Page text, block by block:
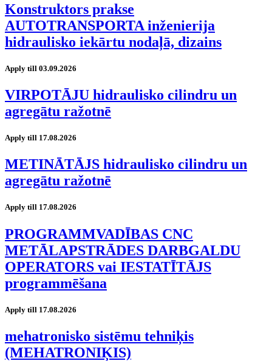
Konstruktors prakse
AUTOTRANSPORTA inženierija
hidraulisko iekārtu nodaļā, dizains
Apply till 03.09.2026
VIRPOTĀJU hidraulisko cilindru un
agregātu ražotnē
Apply till 17.08.2026
METINĀTĀJS hidraulisko cilindru un
agregātu ražotnē
Apply till 17.08.2026
PROGRAMMVADĪBAS CNC
METĀLAPSTRĀDES DARBGALDU
OPERATORS vai IESTATĪTĀJS
programmēšana
Apply till 17.08.2026
mehatronisko sistēmu tehniķis
(MEHATRONIĶIS)